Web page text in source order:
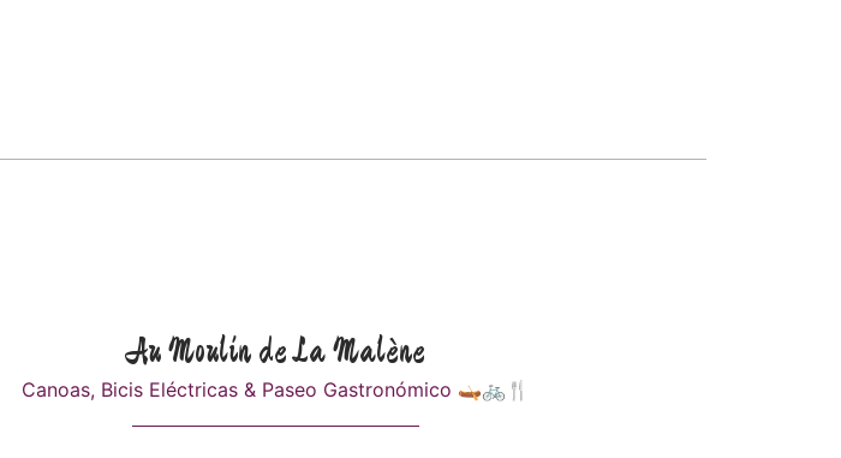
Au Moulin de La Malène
Canoas, Bicis Eléctricas & Paseo Gastronómico 🛶🚲🍴